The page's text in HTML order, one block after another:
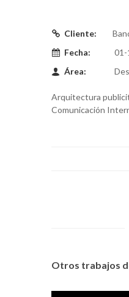
Cliente:
Fecha:
01-
Área:
Arquitectura
Comunicación
Otros trabajos